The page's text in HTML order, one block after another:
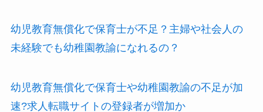
幼児教育無償化で保育士が不足？主婦や社会人の
未経験でも幼稚園教諭になれるの？
幼児教育無償化で保育士や幼稚園教諭の不足が加
速?求人転職サイトの登録者が増加か